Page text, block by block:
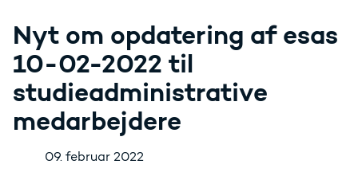
Nyt om opdatering af esas
10-02-2022 til
studieadministrative
medarbejdere
09. februar 2022